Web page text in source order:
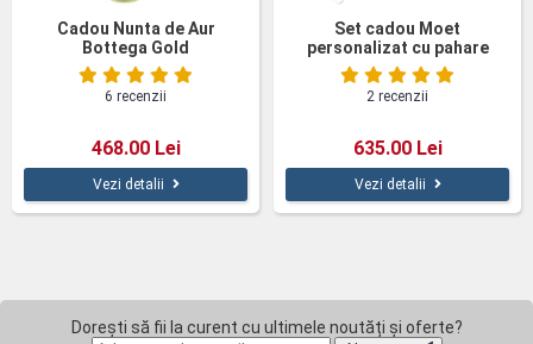
Cadou Nunta de Aur
Bottega Gold
6 recenzii
468.00 Lei
Vezi detalii
Set cadou Moet
personalizat cu pahare
Viata
2 recenzii
635.00 Lei
Vezi detalii
Dorești să fii la curent cu ultimele noutăți și oferte?